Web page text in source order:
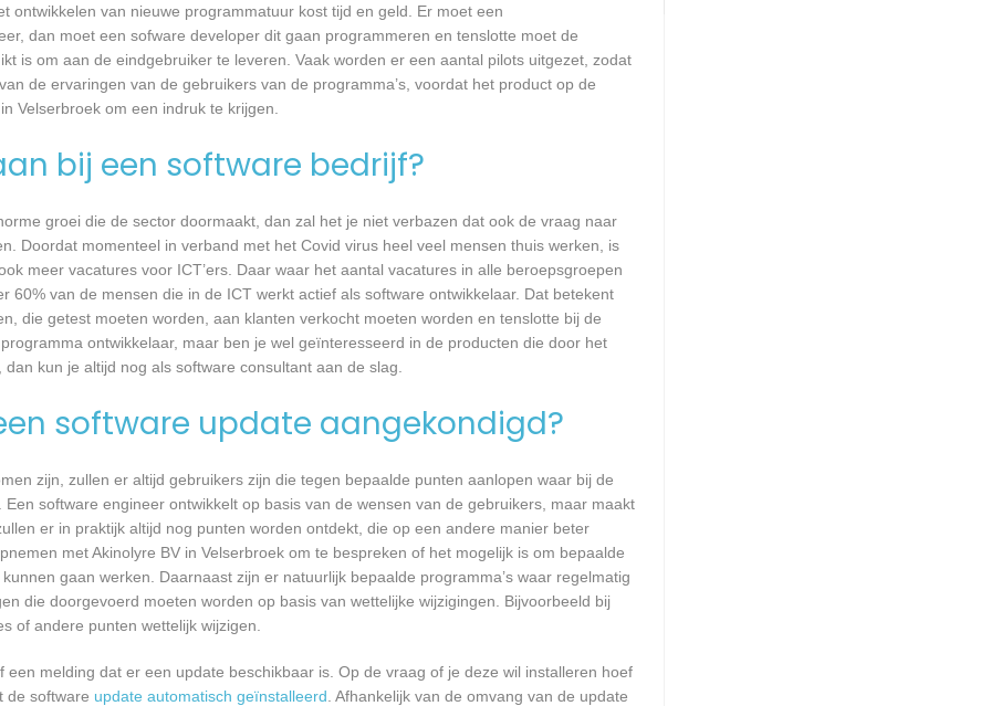
van nieuwe programmatuur kost tijd en geld. Er moet een
dan moet een sofware developer dit gaan programmeren en tenslotte moet de
is om aan de eindgebruiker te leveren. Vaak worden er een aantal pilots uitgezet, zodat
de ervaringen van de gebruikers van de programma’s, voordat het product op de
Velserbroek om een indruk te krijgen.
bij een software bedrijf?
groei die de sector doormaakt, dan zal het je niet verbazen dat ook de vraag naar
Doordat momenteel in verband met het Covid virus heel veel mensen thuis werken, is
meer vacatures voor ICT’ers. Daar waar het aantal vacatures in alle beroepsgroepen
van de mensen die in de ICT werkt actief als software ontwikkelaar. Dat betekent
die getest moeten worden, aan klanten verkocht moeten worden en tenslotte bij de
ontwikkelaar, maar ben je wel geïnteresseerd in de producten die door het
kun je altijd nog als software consultant aan de slag.
software update aangekondigd?
zijn, zullen er altijd gebruikers zijn die tegen bepaalde punten aanlopen waar bij de
software engineer ontwikkelt op basis van de wensen van de gebruikers, maar maakt
er in praktijk altijd nog punten worden ontdekt, die op een andere manier beter
met Akinolyre BV in Velserbroek om te bespreken of het mogelijk is om bepaalde
gaan werken. Daarnaast zijn er natuurlijk bepaalde programma’s waar regelmatig
die doorgevoerd moeten worden op basis van wettelijke wijzigingen. Bijvoorbeeld bij
of andere punten wettelijk wijzigen.
melding dat er een update beschikbaar is. Op de vraag of je deze wil installeren hoef
de software update automatisch geïnstalleerd . Afhankelijk van de omvang van de update